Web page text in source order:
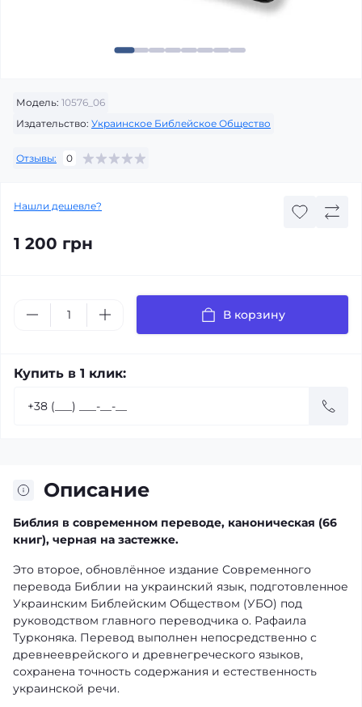
Модель: 10576_06
Издательство: Украинское Библейское Общество
Отзывы: 0
Нашли дешевле?
1 200 грн
В корзину
Купить в 1 клик:
Описание
Библия в современном переводе, каноническая (66
книг), черная на застежке.
Это второе, обновлённое издание Современного
перевода Библии на украинский язык, подготовленное
Украинским Библейским Обществом (УБО) под
руководством главного переводчика о. Рафаила
Турконяка. Перевод выполнен непосредственно с
древнееврейского и древнегреческого языков,
сохранена точность содержания и естественность
украинской речи.